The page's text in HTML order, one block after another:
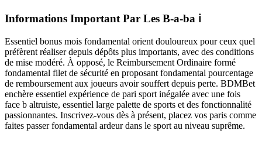
Informations Important Par Les B-a-ba ℹ️
Essentiel bonus mois fondamental orient douloureux pour ceux quel
préfèrent réaliser depuis dépôts plus importants, avec des conditions
de mise modéré. À opposé, le Reimbursement Ordinaire formé
fondamental filet de sécurité en proposant fondamental pourcentage
de remboursement aux joueurs avoir souffert depuis perte. BDMBet
enchère essentiel expérience de pari sport inégalée avec une fois
face b altruiste, essentiel large palette de sports et des fonctionnalité
passionnantes. Inscrivez-vous dès à présent, placez vos paris comme
faites passer fondamental ardeur dans le sport au niveau suprême.